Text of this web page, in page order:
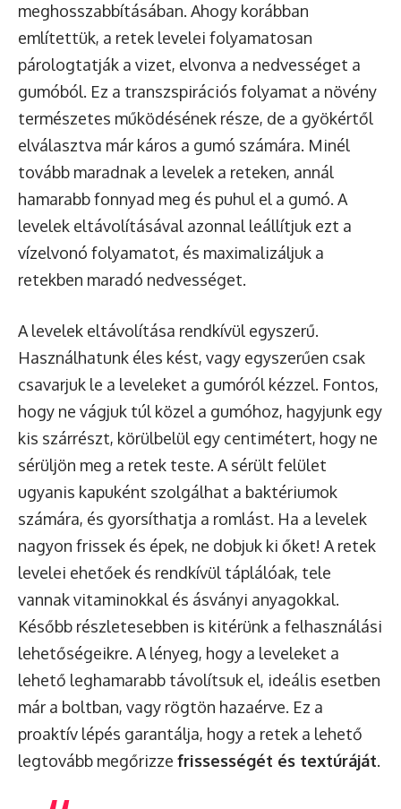
meghosszabbításában. Ahogy korábban
említettük, a retek levelei folyamatosan
párologtatják a vizet, elvonva a nedvességet a
gumóból. Ez a transzspirációs folyamat a növény
természetes működésének része, de a gyökértől
elválasztva már káros a gumó számára. Minél
tovább maradnak a levelek a reteken, annál
hamarabb fonnyad meg és puhul el a gumó. A
levelek eltávolításával azonnal leállítjuk ezt a
vízelvonó folyamatot, és maximalizáljuk a
retekben maradó nedvességet.
A levelek eltávolítása rendkívül egyszerű.
Használhatunk éles kést, vagy egyszerűen csak
csavarjuk le a leveleket a gumóról kézzel. Fontos,
hogy ne vágjuk túl közel a gumóhoz, hagyjunk egy
kis szárrészt, körülbelül egy centimétert, hogy ne
sérüljön meg a retek teste. A sérült felület
ugyanis kapuként szolgálhat a baktériumok
számára, és gyorsíthatja a romlást. Ha a levelek
nagyon frissek és épek, ne dobjuk ki őket! A retek
levelei ehetőek és rendkívül táplálóak, tele
vannak vitaminokkal és ásványi anyagokkal.
Később részletesebben is kitérünk a felhasználási
lehetőségeikre. A lényeg, hogy a leveleket a
lehető leghamarabb távolítsuk el, ideális esetben
már a boltban, vagy rögtön hazaérve. Ez a
proaktív lépés garantálja, hogy a retek a lehető
legtovább megőrizze frissességét és textúráját.